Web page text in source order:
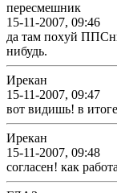
пересмешник
15-11-2007, 09:46
да там поxyй
нибудь.
Ирекан
15-11-2007, 09:47
вот видишь! в
Ирекан
15-11-2007, 09:48
согласен! как